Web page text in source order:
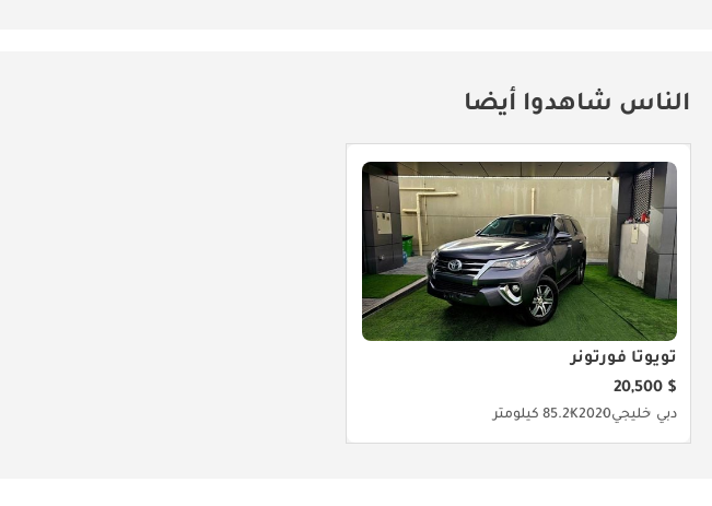
الناس شاهدوا أيضا
تويوتا فورتونر
$ 20,500
دبي خليجي202085.2K كيلومتر